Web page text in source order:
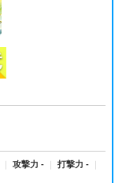
攻撃力 - 打撃力 -